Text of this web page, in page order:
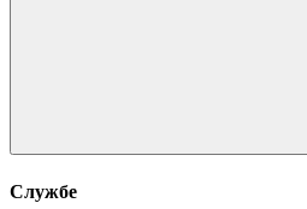
Службе